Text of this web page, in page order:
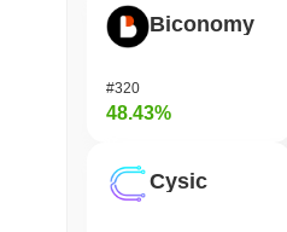
Biconomy
#320
48.43%
Cysic